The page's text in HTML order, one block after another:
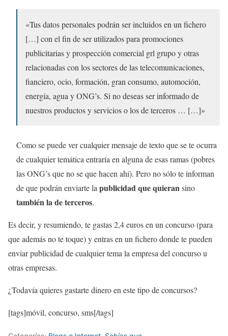
«Tus datos personales podrán ser incluidos en un fichero
[…] con el fin de ser utilizados para promociones
publicitarias y prospección comercial grl grupo y otras
relacionadas con los sectores de las telecomunicaciones,
fianciero, ocio, formación, gran consumo, automoción,
energía, agua y ONG’s. Si no deseas ser informado de
nuestros productos y servicios o los de terceros … […]»
Como se puede ver cualquier mensaje de texto que se te ocurra
de cualquier temática entraría en alguna de esas ramas (pobres
las ONG’s que no se que hacen ahí). Pero no sólo te informan
de que podrán enviarte la publicidad que quieransino
también la de terceros.
Es decir, y resumiendo, te gastas 2,4 euros en un concurso (para
que además no te toque) y entras en un fichero donde te pueden
enviar publicidad de cualquier tema la empresa del concurso u
otras empresas.
¿Todavía quieres gastarte dinero en este tipo de concursos?
[tags]móvil, concurso, sms[/tags]